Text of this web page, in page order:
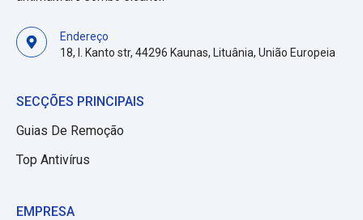
Endereço
18, I. Kanto str, 44296 Kaunas, Lituânia, União Europeia
SECÇÕES PRINCIPAIS
Guias De Remoção
Top Antivírus
EMPRESA